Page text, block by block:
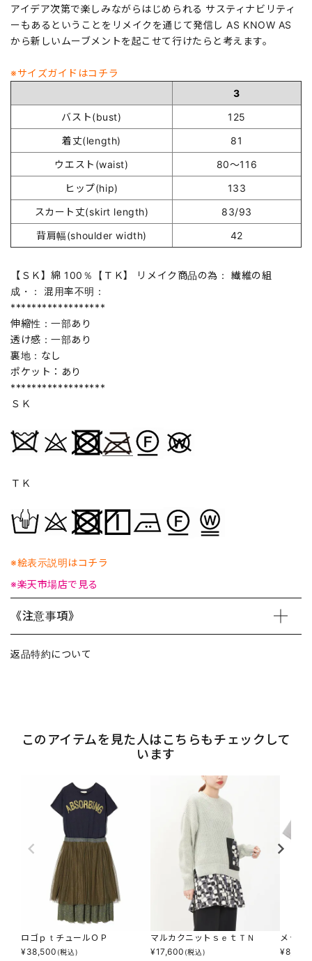
アイデア次第で楽しみながらはじめられる サスティナビリティ
ーもあるということをリメイクを通じて発信し AS KNOW AS
から新しいムーブメントを起こせて行けたらと考えます。
※サイズガイドはコチラ
3
バスト(bust)
125
着丈(length)
81
ウエスト(waist)
80～116
ヒップ(hip)
133
スカート丈(skirt length)
83/93
背肩幅(shoulder width)
42
【ＳＫ】綿 100％【ＴＫ】 リメイク商品の為： 繊維の組
成・： 混用率不明：
******************
伸縮性：一部あり
透け感：一部あり
裏地：なし
ポケット：あり
******************
ＳＫ
ＴＫ
※絵表示説明はコチラ
※楽天市場店で見る
《注意事項》
返品特約について
このアイテムを見た人はこちらもチェックして
います
ロゴｐｔチュールＯＰ
¥38,500 (税込)
マルカクニットｓｅｔＴＮ
¥17,600 (税込)
メッセ
¥8,690